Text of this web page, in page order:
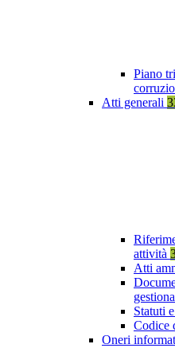
Piano
Atti generali
attività
Atti
Statuti
Codice
Oneri